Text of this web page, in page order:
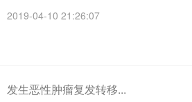
2019-04-10 21:26:07
发生恶性肿瘤复发转移...